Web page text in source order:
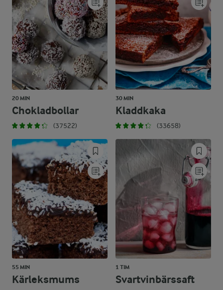
20 MIN
Chokladbollar
(37522)
30 MIN
Kladdkaka
(33658)
55 MIN
Kärleksmums
1 TIM
Svartvinbärssaft